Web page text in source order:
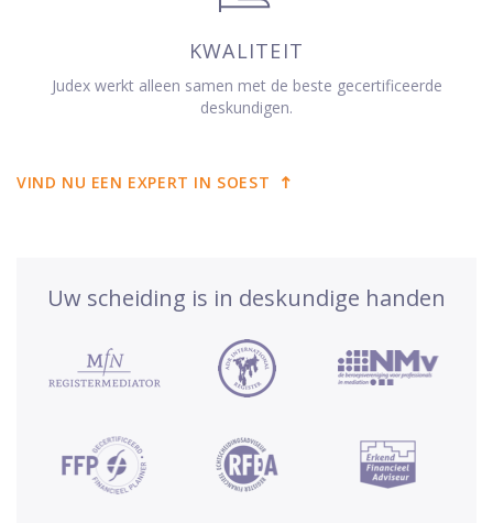
KWALITEIT
Judex werkt alleen samen met de beste gecertificeerde
deskundigen.
VIND NU EEN EXPERT IN SOEST
Uw scheiding is in deskundige handen